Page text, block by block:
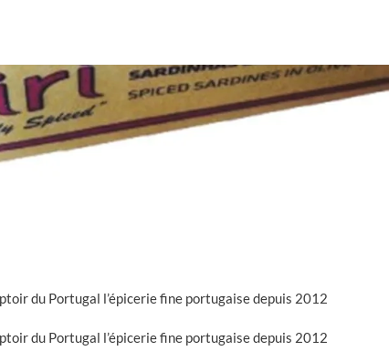
du Portugal l’épicerie fine portugaise depuis 2012
du Portugal l’épicerie fine portugaise depuis 2012